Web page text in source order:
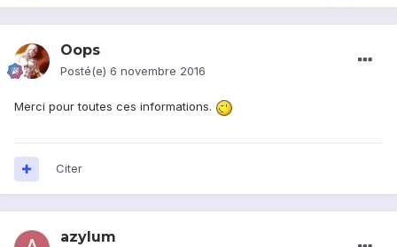
Oops
Posté(e) 6 novembre 2016
Merci pour toutes ces informations.
Citer
azylum